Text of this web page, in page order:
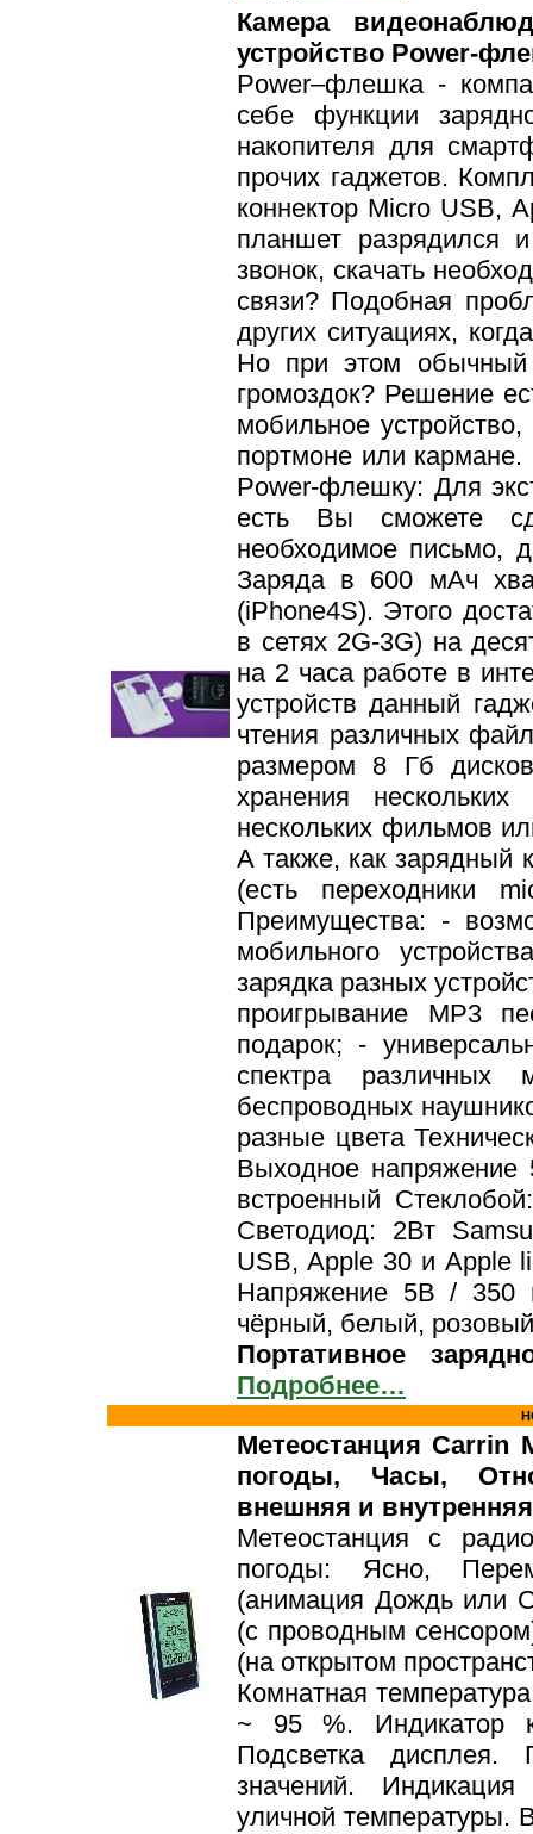
Камера
устройство Power-
Power–флешка -
себе функции
накопителя для
прочих гаджетов.
коннектор Micro USB,
планшет разрядился
звонок, скачать
связи? Подобная
других ситуациях,
Но при этом
громоздок? Решение
мобильное
портмоне или кармане.
Power-флешку: Для
есть Вы сможете
необходимое письмо,
Заряда в 600 мАч
(iPhone4S). Этого
в сетях 2G-3G) на
на 2 часа работе в
устройств данный
чтения различных
размером 8 Гб
хранения
нескольких фильмов
А также, как зарядный
(есть переходники
Преимущества: -
мобильного
зарядка разных
проигрывание MP3
подарок; -
спектра различных
беспроводных
разные цвета
Выходное
встроенный
Светодиод: 2Вт
USB, Apple 30 и Apple
Напряжение 5В /
чёрный, белый,
Портативное
Подробнее…
Метеостанция Carrin
погоды, Часы,
внешняя и
Метеостанция с
погоды: Ясно,
(анимация Дождь или
(с проводным
(на открытом
Комнатная
~ 95 %. Индикатор
Подсветка
значений.
уличной температуры.